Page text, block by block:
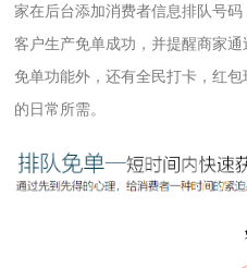
家在后台添加消费者信息排队号
客户生产免单成功，并提醒商家
免单功能外，还有全民打卡，红
的日常所需。